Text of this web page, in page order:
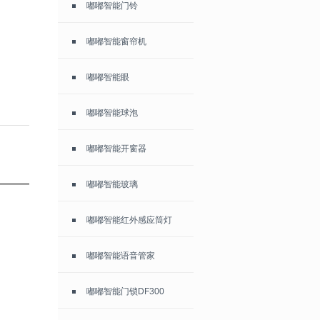
嘟嘟智能门铃
嘟嘟智能窗帘机
嘟嘟智能眼
嘟嘟智能球泡
嘟嘟智能开窗器
嘟嘟智能玻璃
嘟嘟智能红外感应筒灯
嘟嘟智能语音管家
嘟嘟智能门锁DF300